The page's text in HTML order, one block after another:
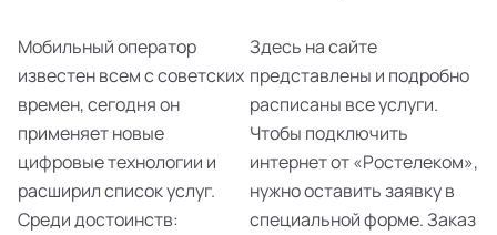
Мобильный оператор
известен всем с советских
времен, сегодня он
применяет новые
цифровые технологии и
расширил список услуг.
Среди достоинств:
Здесь на сайте
представлены и подробно
расписаны все услуги.
Чтобы подключить
интернет от «Ростелеком»,
нужно оставить заявку в
специальной форме. Заказ